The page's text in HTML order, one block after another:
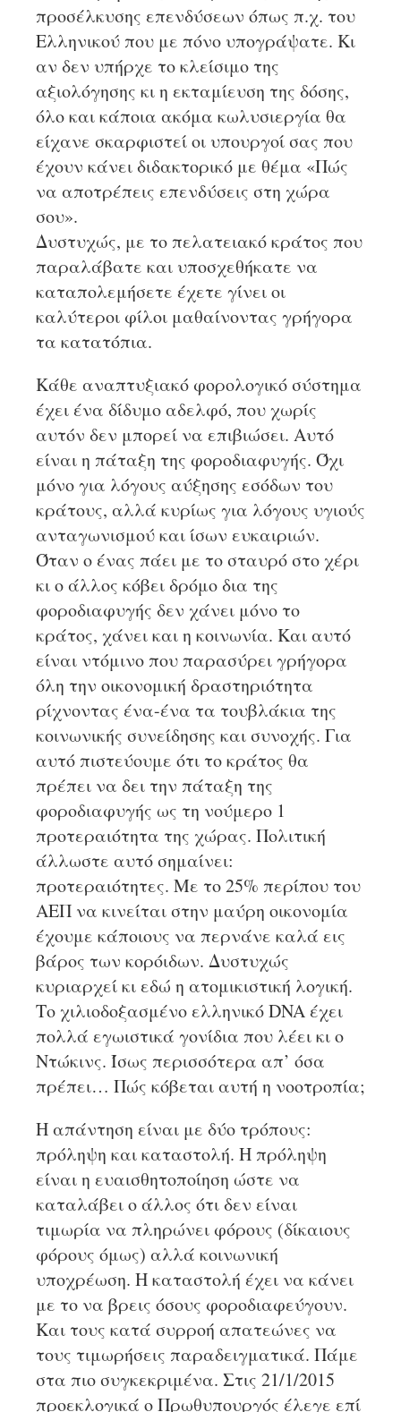
προσέλκυσης επενδύσεων όπως π.χ. του
Ελληνικού που με πόνο υπογράψατε. Κι
αν δεν υπήρχε το κλείσιμο της
αξιολόγησης κι η εκταμίευση της δόσης,
όλο και κάποια ακόμα κωλυσιεργία θα
είχανε σκαρφιστεί οι υπουργοί σας που
έχουν κάνει διδακτορικό με θέμα «Πώς
να αποτρέπεις επενδύσεις στη χώρα
σου».
Δυστυχώς, με το πελατειακό κράτος που
παραλάβατε και υποσχεθήκατε να
καταπολεμήσετε έχετε γίνει οι
καλύτεροι φίλοι μαθαίνοντας γρήγορα
τα κατατόπια.
Κάθε αναπτυξιακό φορολογικό σύστημα
έχει ένα δίδυμο αδελφό, που χωρίς
αυτόν δεν μπορεί να επιβιώσει. Αυτό
είναι η πάταξη της φοροδιαφυγής. Όχι
μόνο για λόγους αύξησης εσόδων του
κράτους, αλλά κυρίως για λόγους υγιούς
ανταγωνισμού και ίσων ευκαιριών.
Όταν ο ένας πάει με το σταυρό στο χέρι
κι ο άλλος κόβει δρόμο δια της
φοροδιαφυγής δεν χάνει μόνο το
κράτος, χάνει και η κοινωνία. Και αυτό
είναι ντόμινο που παρασύρει γρήγορα
όλη την οικονομική δραστηριότητα
ρίχνοντας ένα-ένα τα τουβλάκια της
κοινωνικής συνείδησης και συνοχής. Για
αυτό πιστεύουμε ότι το κράτος θα
πρέπει να δει την πάταξη της
φοροδιαφυγής ως τη νούμερο 1
προτεραιότητα της χώρας. Πολιτική
άλλωστε αυτό σημαίνει:
προτεραιότητες. Με το 25% περίπου του
ΑΕΠ να κινείται στην μαύρη οικονομία
έχουμε κάποιους να περνάνε καλά εις
βάρος των κορόιδων. Δυστυχώς
κυριαρχεί κι εδώ η ατομικιστική λογική.
Το χιλιοδοξασμένο ελληνικό DNA έχει
πολλά εγωιστικά γονίδια που λέει κι ο
Ντώκινς. Ίσως περισσότερα απ’ όσα
πρέπει… Πώς κόβεται αυτή η νοοτροπία;
Η απάντηση είναι με δύο τρόπους:
πρόληψη και καταστολή. Η πρόληψη
είναι η ευαισθητοποίηση ώστε να
καταλάβει ο άλλος ότι δεν είναι
τιμωρία να πληρώνει φόρους (δίκαιους
φόρους όμως) αλλά κοινωνική
υποχρέωση. Η καταστολή έχει να κάνει
με το να βρεις όσους φοροδιαφεύγουν.
Και τους κατά συρροή απατεώνες να
τους τιμωρήσεις παραδειγματικά. Πάμε
στα πιο συγκεκριμένα. Στις 21/1/2015
προεκλογικά ο Πρωθυπουργός έλεγε επί